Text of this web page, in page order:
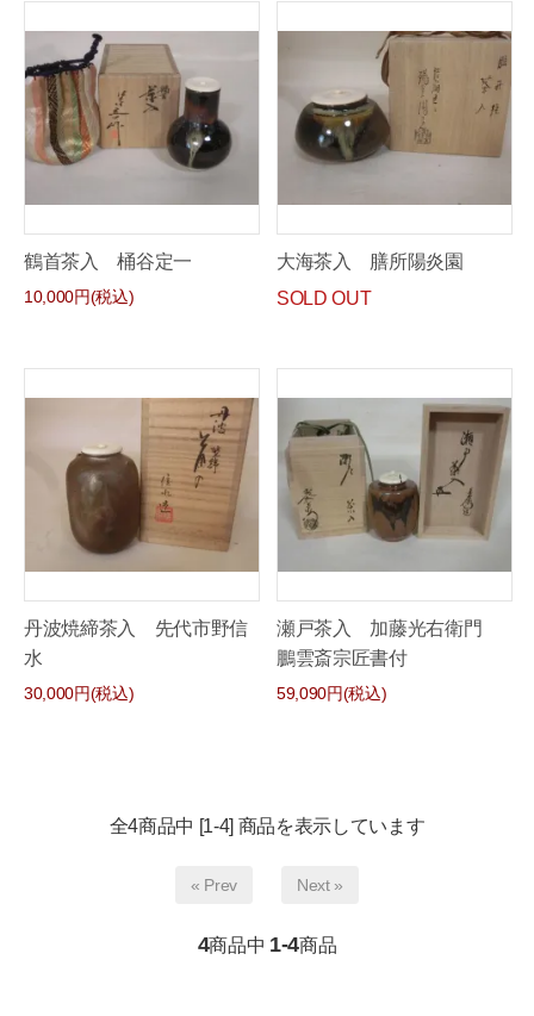
鶴首茶入 桶谷定一
10,000円(税込)
大海茶入 膳所陽炎園
SOLD OUT
丹波焼締茶入 先代市野信
水
30,000円(税込)
瀬戸茶入 加藤光右衛門
鵬雲斎宗匠書付
59,090円(税込)
全4商品中 [1-4] 商品を表示しています
« Prev Next »
4商品中 1-4商品